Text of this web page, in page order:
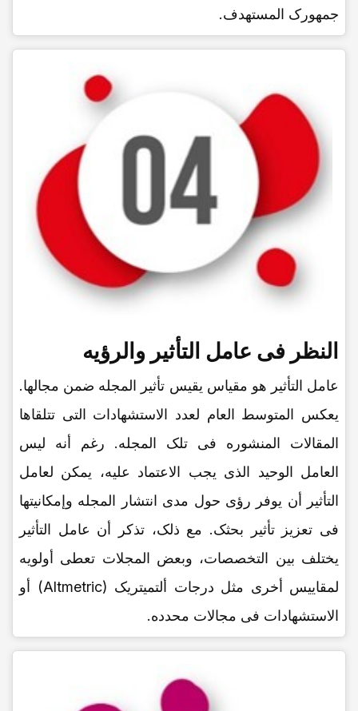
جمهورک المستهدف.
النظر فی عامل التأثیر والرؤیه
عامل التأثیر هو مقیاس یقیس تأثیر المجله ضمن مجالها.
یعکس المتوسط العام لعدد الاستشهادات التی تتلقاها
المقالات المنشوره فی تلک المجله. رغم أنه لیس
العامل الوحید الذی یجب الاعتماد علیه، یمکن لعامل
التأثیر أن یوفر رؤى حول مدى انتشار المجله وإمکانیتها
فی تعزیز تأثیر بحثک. مع ذلک، تذکر أن عامل التأثیر
یختلف بین التخصصات، وبعض المجلات تعطی أولویه
لمقاییس أخرى مثل درجات ألتمیتریک (Altmetric) أو
الاستشهادات فی مجالات محدده.